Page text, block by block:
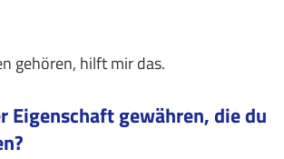
gehören, hilft mir das.
Eigenschaft gewähren, die du